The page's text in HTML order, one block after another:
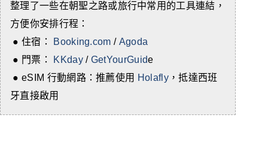
整理了一些在朝聖之路或旅行中常用的工具連結，
方便你安排行程：
● 住宿：
Booking.com / Agoda
● 門票：
KKday/ GetYourGuide
● eSIM 行動網路：推薦使用 Holafly ，抵達西班
牙直接啟用